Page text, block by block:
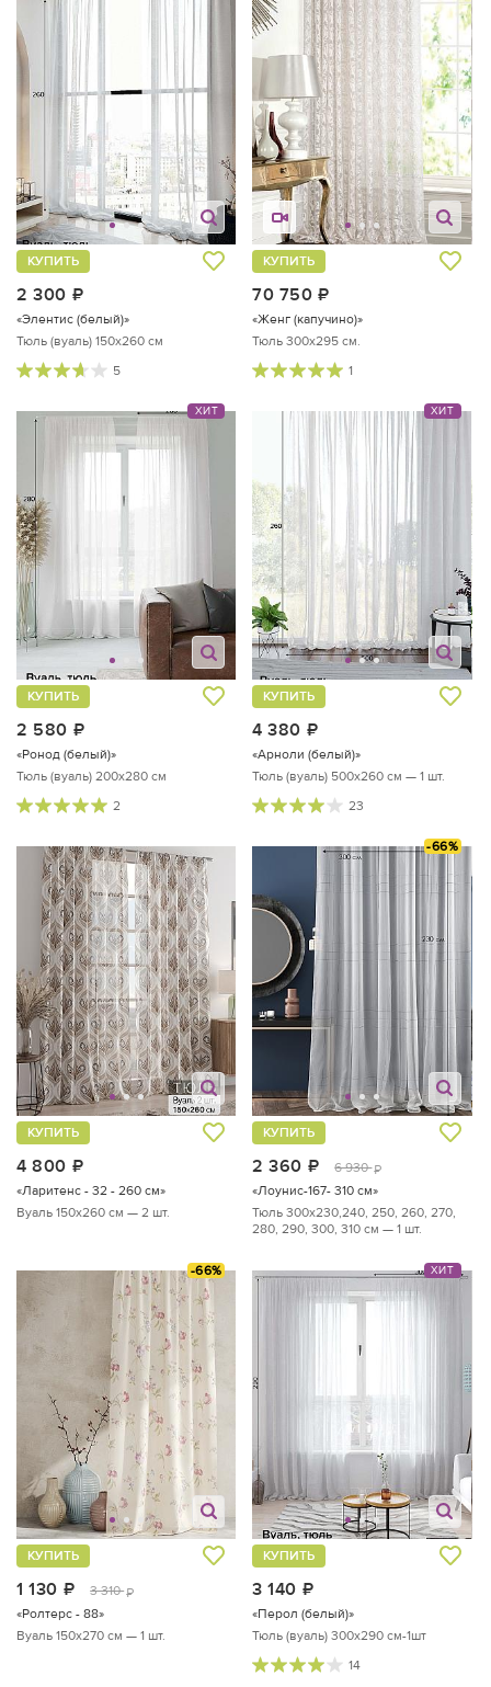
2 300
КУПИТЬ
«Элентис (белый)»
Тюль (вуаль) 150х260 см
5
70 750
КУПИТЬ
«Женг (капучино)»
Тюль 300х295 см.
1
ХИТ
2 580
КУПИТЬ
«Ронод (белый)»
Тюль (вуаль) 200х280 см
2
ХИТ
4 380
КУПИТЬ
«Арноли (белый)»
Тюль (вуаль) 500х260 см — 1 шт.
23
4 800
КУПИТЬ
«Ларитенс - 32 - 260 см»
Вуаль 150х260 см — 2 шт.
-66%
2 360 руб.
6 930 руб.
КУПИТЬ
«Лоунис-167- 310 см»
Тюль 300х230,240, 250, 260, 270,
280, 290, 300, 310 см — 1 шт.
-66%
1 130 руб.
3 310 руб.
КУПИТЬ
«Ролтерс - 88»
Вуаль 150х270 см — 1 шт.
ХИТ
3 140
КУПИТЬ
«Перол (белый)»
Тюль (вуаль) 300х290 см-1шт
14